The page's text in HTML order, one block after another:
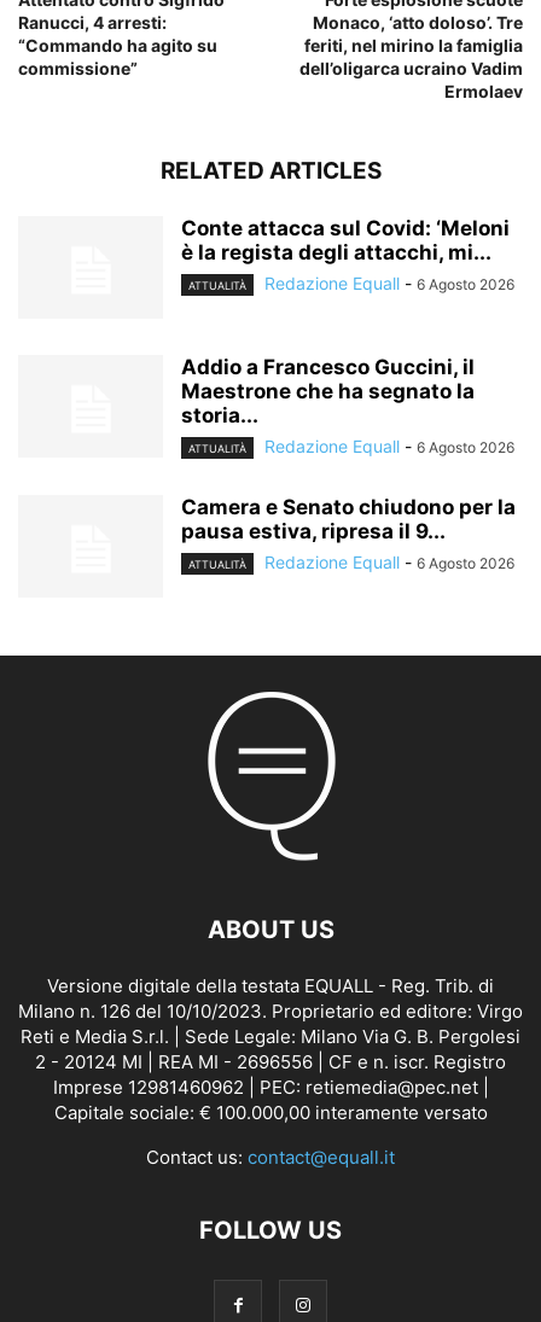
Ranucci, 4 arresti:
“Commando ha agito su
commissione”
Monaco, ‘atto doloso’. Tre
feriti, nel mirino la famiglia
dell’oligarca ucraino Vadim
Ermolaev
RELATED ARTICLES
Conte attacca sul Covid: ‘Meloni
è la regista degli attacchi, mi...
ATTUALITÀ Redazione Equall - 6 Agosto 2026
Addio a Francesco Guccini, il
Maestrone che ha segnato la
storia...
ATTUALITÀ Redazione Equall - 6 Agosto 2026
Camera e Senato chiudono per la
pausa estiva, ripresa il 9...
ATTUALITÀ Redazione Equall - 6 Agosto 2026
ABOUT US
Versione digitale della testata EQUALL - Reg. Trib. di
Milano n. 126 del 10/10/2023. Proprietario ed editore: Virgo
Reti e Media S.r.l. | Sede Legale: Milano Via G. B. Pergolesi
2 - 20124 MI | REA MI - 2696556 | CF e n. iscr. Registro
Imprese 12981460962 | PEC: retiemedia@pec.net |
Capitale sociale: € 100.000,00 interamente versato
Contact us: contact@equall.it
FOLLOW US